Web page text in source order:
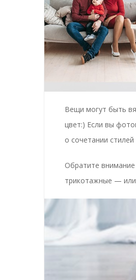
Вещи могут быть
цвет:) Если вы
о сочетании
Обратите
трикотажные —